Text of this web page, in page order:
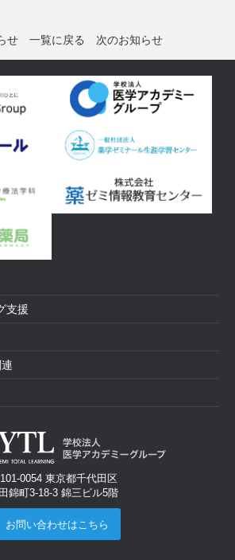
せ 一覧に戻る 次のお知らせ
支援
0054 東京都千代田区
錦町3-18-3 錦三ビル5階
お問い合わせはこちら